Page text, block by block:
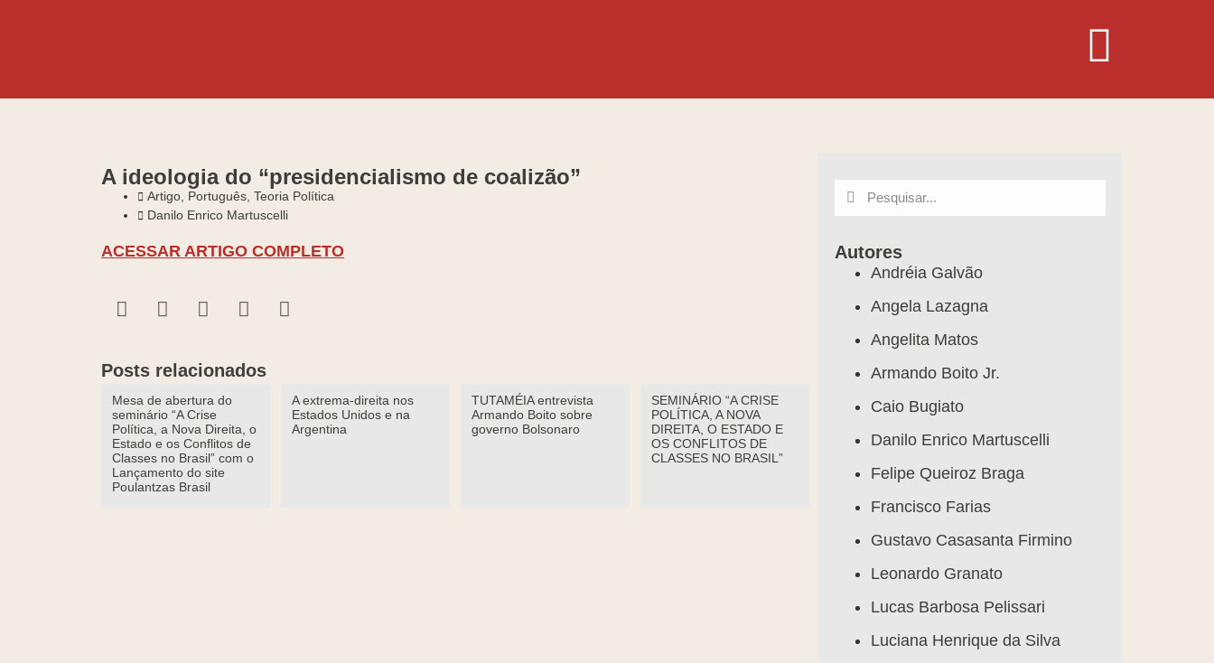
A ideologia do “presidencialismo de coalizão”
Artigo Português Teoria Política
Danilo Enrico Martuscelli
ACESSAR ARTIGO COMPLETO
Posts relacionados
Mesa de abertura do
seminário “A Crise
Política, a Nova Direita, o
Estado e os Conflitos de
Classes no Brasil” com o
Lançamento do site
Poulantzas Brasil
A extrema-direita nos
Estados Unidos e na
Argentina
TUTAMÉIA entrevista
Armando Boito sobre
governo Bolsonaro
SEMINÁRIO “A CRISE
POLÍTICA, A NOVA
DIREITA, O ESTADO E
OS CONFLITOS DE
CLASSES NO BRASIL”
Autores
Andréia Galvão
Angela Lazagna
Angelita Matos
Armando Boito Jr.
Caio Bugiato
Danilo Enrico Martuscelli
Felipe Queiroz Braga
Francisco Farias
Gustavo Casasanta Firmino
Leonardo Granato
Lucas Barbosa Pelissari
Luciana Henrique da Silva